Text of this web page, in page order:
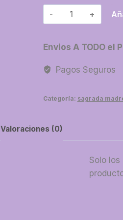
26-
Perlas
cantidad
Envios A TODO el
Pagos Seguros
Categoría: sagrada
Valoraciones (0)
Solo